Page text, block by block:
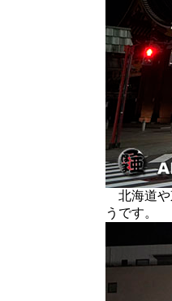
北海道や
うです。